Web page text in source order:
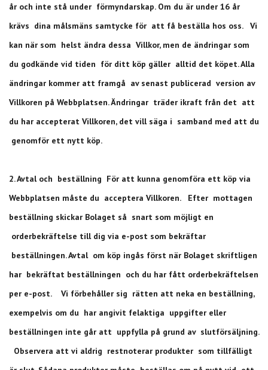
år och inte stå under förmyndarskap. Om du är under 16 år
krävs dina målsmäns samtycke för att få beställa hos oss. Vi
kan när som helst ändra dessa Villkor, men de ändringar som
du godkände vid tiden för ditt köp gäller alltid det köpet. Alla
ändringar kommer att framgå av senast publicerad version av
Villkoren på Webbplatsen. Ändringar träder ikraft från det att
du har accepterat Villkoren, det vill säga i samband med att du
genomför ett nytt köp.
2. Avtal och beställning För att kunna genomföra ett köp via
Webbplatsen måste du acceptera Villkoren. Efter mottagen
beställning skickar Bolaget så snart som möjligt en
orderbekräftelse till dig via e-post som bekräftar
beställningen. Avtal om köp ingås först när Bolaget skriftligen
har bekräftat beställningen och du har fått orderbekräftelsen
per e-post. Vi förbehåller sig rätten att neka en beställning,
exempelvis om du har angivit felaktiga uppgifter eller
beställningen inte går att uppfylla på grund av slutförsäljning.
Observera att vi aldrig restnoterar produkter som tillfälligt